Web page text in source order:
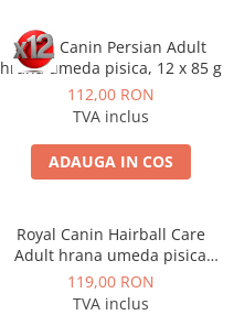
Royal Canin Persian Adult
hrana umeda pisica, 12 x 85 g
112,00 RON
TVA inclus
ADAUGA IN COS
Royal Canin Hairball Care
Adult hrana umeda pisica
pentru controlul ghemurilor
de blana, 12 x 85 g
119,00 RON
TVA inclus